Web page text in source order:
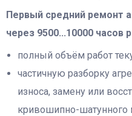
Первый средний ремонт
через 9500...10000 часов
полный объём работ
частичную разборку
износа, замену или
кривошипно-шатунного